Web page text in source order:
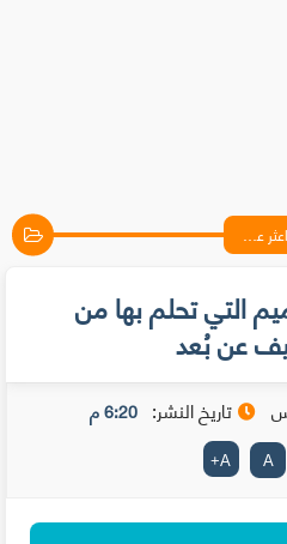
اعثر على وظيفة التصميم التي تحلم بها من شركات عالمية والتوظيف عن بُعد
التي تحلم بها من
عن بُعد
تاريخ النشر: 6:20 م
A
A
+